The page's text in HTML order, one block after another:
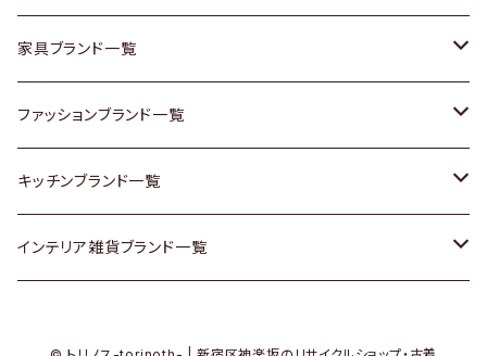
チェスト
その他家具
Vintageヴィンテージ / Antiqueアンティーク
Designers / デザイナーズ
靴
スカーフ
腕時計
Vintage / ヴィンテージ
Vintage / ヴィンテージ
銀製品
和物 / 作家物
その他キッチン雑貨
その他楽器
家具ブランド一覧
ACME Furniture / アクメ ファニチャー
ACTUS / アクタス
arflex / アルフレックス
ファッションブランド一覧
agnes b / アニエス ベー
BALLY / バリー
キッチンブランド一覧
ARABIA / アラビア
インテリア雑貨ブランド一覧